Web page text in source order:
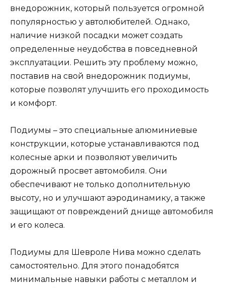
внедорожник, который пользуется огромной
популярностью у автолюбителей. Однако,
наличие низкой посадки может создать
определенные неудобства в повседневной
эксплуатации. Решить эту проблему можно,
поставив на свой внедорожник подиумы,
которые позволят улучшить его проходимость
и комфорт.
Подиумы – это специальные алюминиевые
конструкции, которые устанавливаются под
колесные арки и позволяют увеличить
дорожный просвет автомобиля. Они
обеспечивают не только дополнительную
высоту, но и улучшают аэродинамику, а также
защищают от повреждений днище автомобиля
и его колеса.
Подиумы для Шевроле Нива можно сделать
самостоятельно. Для этого понадобятся
минимальные навыки работы с металлом и